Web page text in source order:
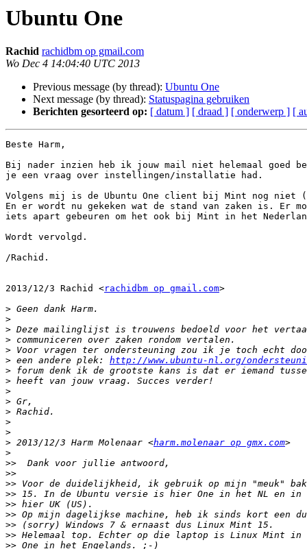
Ubuntu One
Rachid rachidbm op gmail.com
Wo Dec 4 14:04:40 UTC 2013
Previous message (by thread): Ubuntu One
Next message (by thread): Statuspagina gebruiken
Berichten gesorteerd op: [ datum ] [ draad ] [ onderwerp ] [
Beste Harm,
Bij nader inzien heb ik jouw mail niet helemaal goed
je een vraag over instellingen/installatie had.
Volgens mij is de Ubuntu One client bij Mint nog niet
En er wordt nu gekeken wat de stand van zaken is. Er
iets apart gebeuren om het ook bij Mint in het
Wordt vervolgd.
/Rachid.
2013/12/3 Rachid <rachidbm op gmail.com>
>
>
>
>
>
> een andere plek: http://www.ubuntu-nl.org/
>
>
>
>
>
>
>
> 2013/12/3 Harm Molenaar <harm.molenaar op gmx.com
>
>>
>>
>>
>>
>>
>>
>>
>>
>>